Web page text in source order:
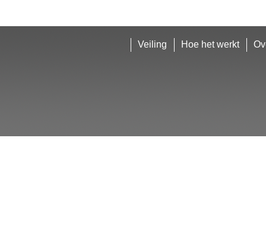
Veiling Hoe het werkt